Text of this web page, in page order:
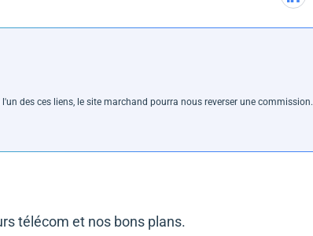
des ces liens, le site marchand pourra nous reverser une commission.
télécom et nos bons plans.